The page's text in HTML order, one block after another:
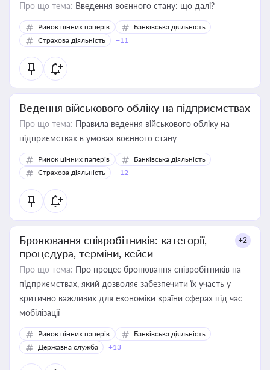
Про що тема: Введення воєнного стану: що далі?
Ринок цінних паперів
Банківська діяльність
Страхова діяльність
+11
Ведення військового обліку на підприємствах
Про що тема: Правила ведення військового обліку на
підприємствах в умовах воєнного стану
Ринок цінних паперів
Банківська діяльність
Страхова діяльність
+12
Бронювання співробітників: категорії,
процедура, терміни, кейси
+2
Про що тема: Про процес бронювання співробітників на
підприємствах, який дозволяє забезпечити їх участь у
критично важливих для економіки країни сферах під час
мобілізації
Ринок цінних паперів
Банківська діяльність
Державна служба
+13